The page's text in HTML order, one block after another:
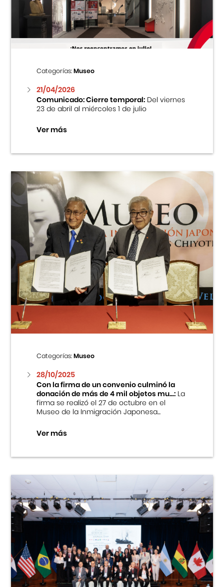
Centro Cultural Peruano Japonés
Museo de la Inmigración Japonesa
Fondo Editorial
Teatro Peruano Japonés
Categorías:Museo
21/04/2026
Comunicado: Cierre temporal:Del viernes
23 de abril al miércoles 1 de julio
Ver más
Categorías:Museo
28/10/2025
Con la firma de un convenio culminó la
donación de más de 4 mil objetos mu...:La
firma se realizó el 27 de octubre en el
Museo de la Inmigración Japonesa...
Ver más